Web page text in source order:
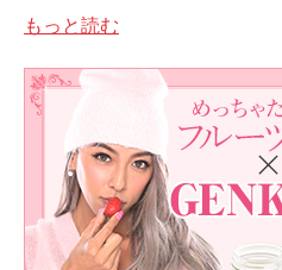
もっと読む